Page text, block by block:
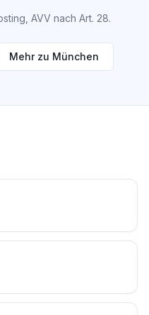
AVV nach Art. 28.
Mehr zu München